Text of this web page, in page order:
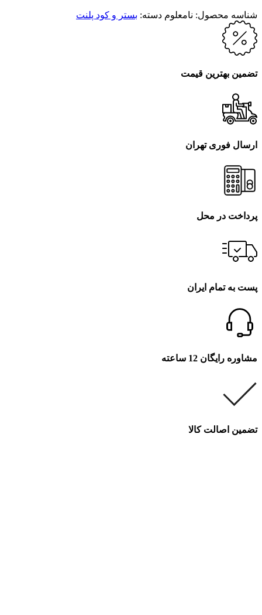
شناسه محصول: نامعلوم دسته: بستر و کود پلنت
تضمین بهترین قیمت
ارسال فوری تهران
پرداخت در محل
پست به تمام ایران
مشاوره رایگان 12 ساعته
تضمین اصالت کالا